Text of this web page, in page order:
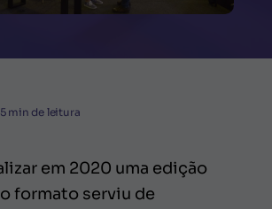
5 min de leitura
em 2020 uma edição
formato serviu de